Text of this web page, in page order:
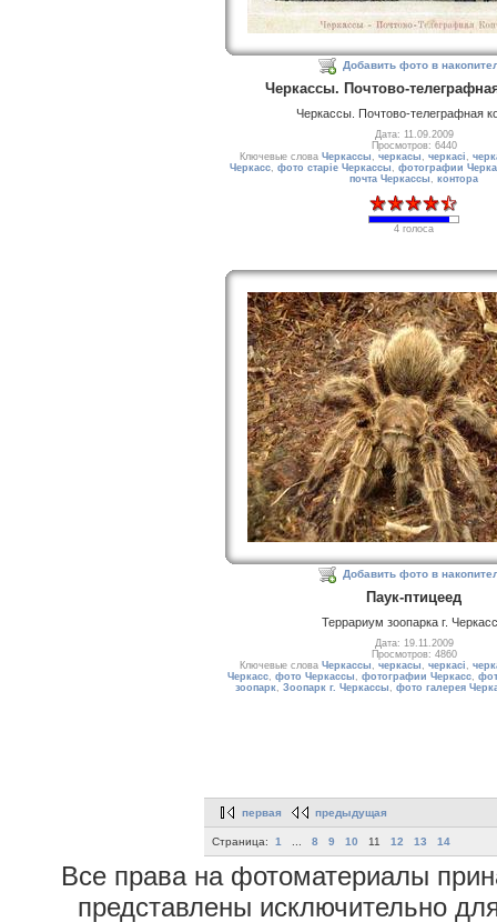
Добавить фото в
Черкассы. Почтово-
Черкассы. Почтово-телеграфная
Дата: 11.09.2009
Просмотров: 6440
Ключевые слова Черкассы , черкасы , черкасі ,
Черкасс, фото старіе Черкассы , фотографии
почта Черкассы , контора
4 голоса
Добавить фото в
Паук-птицеед
Террариум зоопарка г.
Дата: 19.11.2009
Просмотров: 4860
Ключевые слова Черкассы , черкасы , черкасі ,
Черкасс, фото Черкассы , фотографии Черкасс,
зоопарк, Зоопарк г. Черкассы , фото галерея
первая предыдущая
Страница: 1 8 9 10 11 12 13 14
Все права на фотоматериалы
представлены исключительно